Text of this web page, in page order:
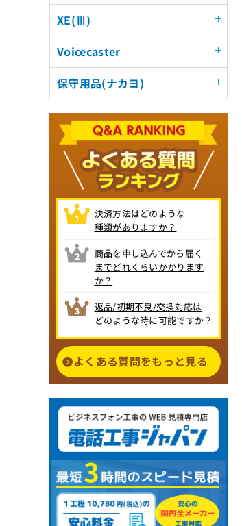
XE(Ⅲ)
Voicecaster
保守用品(ナカヨ)
決済方法はどのような
種類がありますか？
商品を申し込んでから届く
までどれくらいかかります
か？
返品/初期不良/交換対応は
どのような時に可能ですか？
よくある質問をもっと見る